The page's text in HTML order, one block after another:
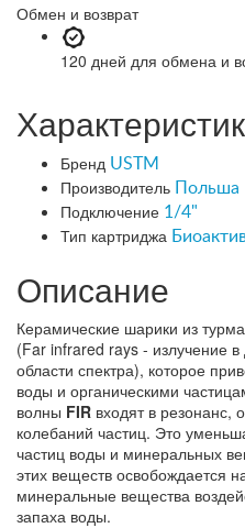
Обмен и возврат
120 дней для обмена и
Бренд USTM
Производитель Польша
Подключение 1/4"
Тип картриджа
Описание
Керамические шарики из
(Far infrared rays - излучение
области спектра), которое
воды и органическими
волны FIR входят в резонанс,
колебаний частиц. Это
частиц воды и минеральных
этих веществ освобождается
минеральные вещества
запаха воды.